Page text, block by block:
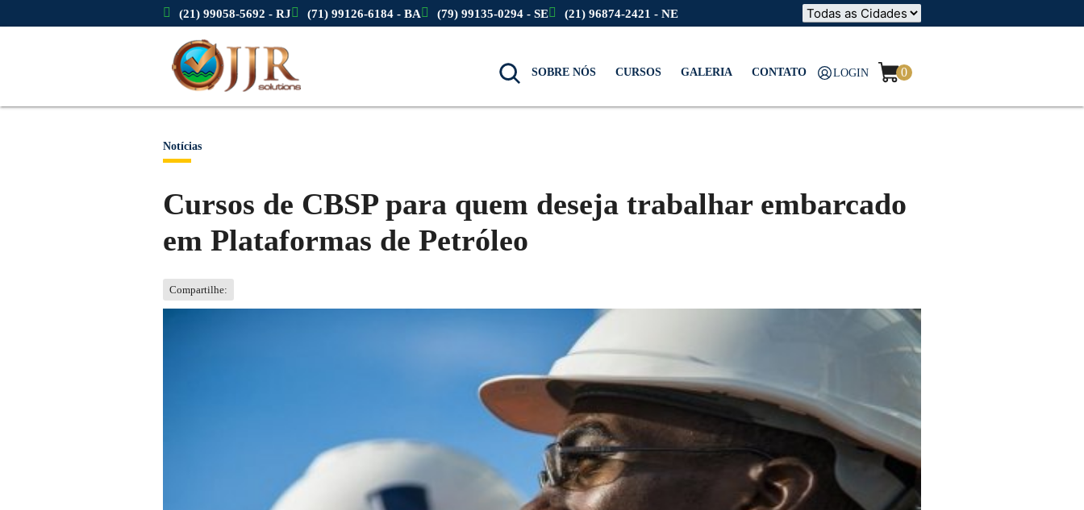
(21) 99058-5692 - RJ (71) 99126-6184 - BA (79) 99135-0294 - SE (21) 96874-2421 - NE
SOBRE NÓS CURSOS GALERIA CONTATO LOGIN 0
Notícias
Cursos de CBSP para quem deseja trabalhar embarcado
em Plataformas de Petróleo
Compartilhe: